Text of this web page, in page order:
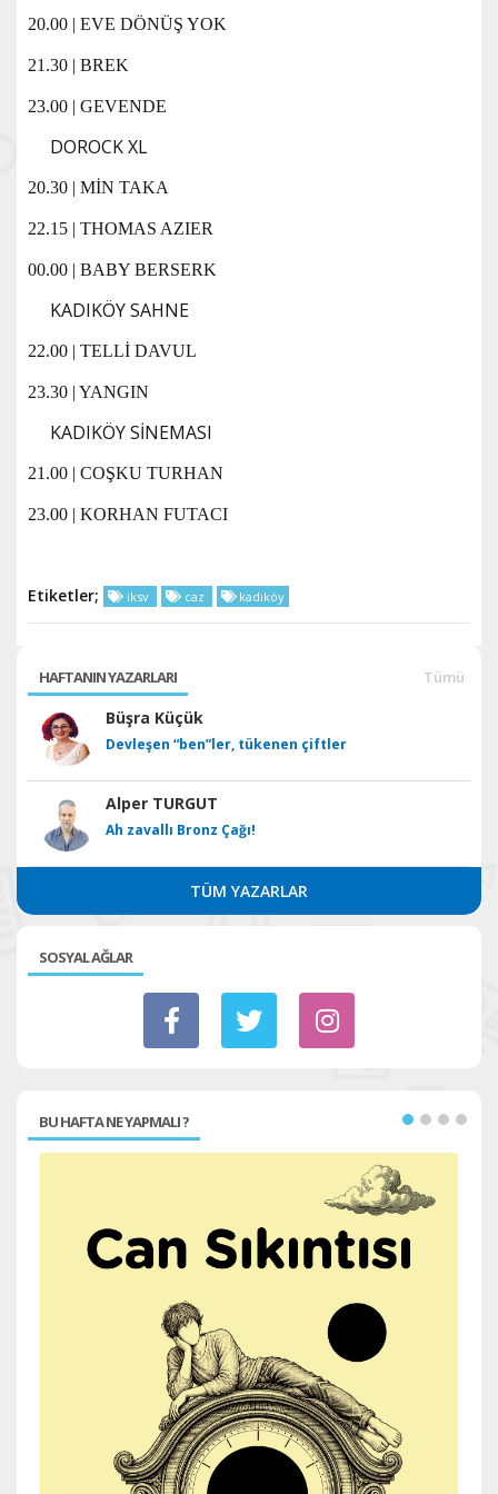
20.00 | EVE DÖNÜŞ YOK
21.30 | BREK
23.00 | GEVENDE
DOROCK XL
20.30 | MİN TAKA
22.15 | THOMAS AZIER
00.00 | BABY BERSERK
KADIKÖY SAHNE
22.00 | TELLİ DAVUL
23.30 | YANGIN
KADIKÖY SİNEMASI
21.00 | COŞKU TURHAN
23.00 | KORHAN FUTACI
Etiketler; iksv caz kadıköy
HAFTANIN YAZARLARI Tümü
Büşra Küçük
Devleşen “ben”ler, tükenen çiftler
Alper TURGUT
Ah zavallı Bronz Çağı!
TÜM YAZARLAR
SOSYAL AĞLAR
BU HAFTA NE YAPMALI ?